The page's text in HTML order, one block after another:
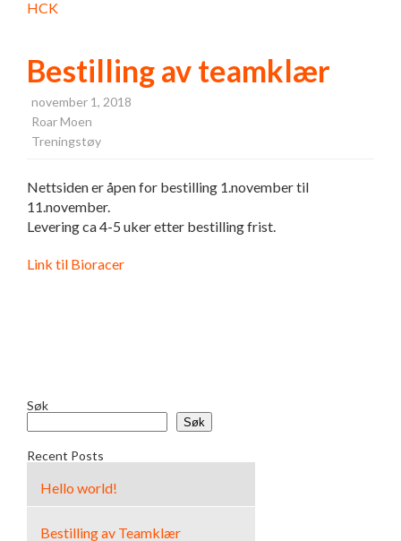
HCK
Bestilling av teamklær
november 1, 2018
Roar Moen
Treningstøy
Nettsiden er åpen for bestilling 1.november til
11.november.
Levering ca 4-5 uker etter bestilling frist.
Link til Bioracer
Søk
Søk
Recent Posts
Hello world!
Bestilling av Teamklær